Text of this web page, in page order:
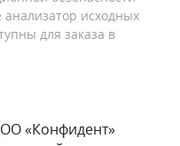
анализатор исходных
для заказа в
«Конфидент»